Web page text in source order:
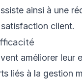
ainsi à une
client.
améliorer leur
liés à la gestion